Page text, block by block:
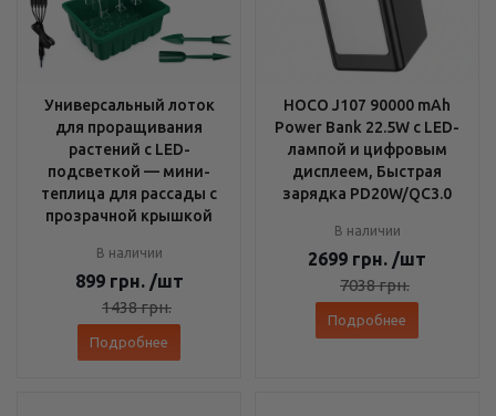
Универсальный лоток
для проращивания
растений с LED-
подсветкой — мини-
теплица для рассады с
прозрачной крышкой
В наличии
899 грн. /шт
1438грн.
Подробнее
HOCO J107 90000 mAh
Power Bank 22.5W с LED-
лампой и цифровым
дисплеем, Быстрая
зарядка PD20W/QC3.0
В наличии
2699 грн. /шт
7038грн.
Подробнее